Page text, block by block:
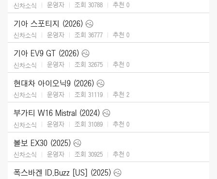
신차소식 운영자 조회 30788 추천 0
기아 스포티지 (2026)
신차소식 운영자 조회 36777 추천 0
기아 EV9 GT (2026)
신차소식 운영자 조회 32675 추천 0
현대차 아이오닉9 (2026)
신차소식 운영자 조회 31119 추천 2
부가티 W16 Mistral (2024)
신차소식 운영자 조회 31089 추천 0
볼보 EX30 (2025)
신차소식 운영자 조회 30925 추천 0
폭스바겐 ID.Buzz [US] (2025)